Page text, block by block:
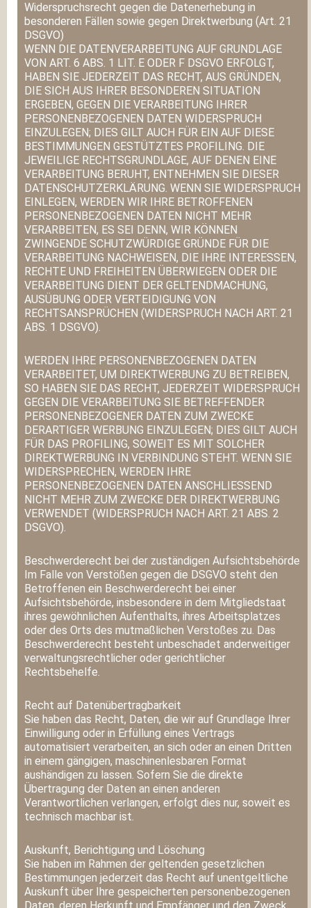
Widerspruchsrecht gegen die Datenerhebung in
besonderen Fällen sowie gegen Direktwerbung (Art. 21
DSGVO)
WENN DIE DATENVERARBEITUNG AUF GRUNDLAGE
VON ART. 6 ABS. 1 LIT. E ODER F DSGVO ERFOLGT,
HABEN SIE JEDERZEIT DAS RECHT, AUS GRÜNDEN,
DIE SICH AUS IHRER BESONDEREN SITUATION
ERGEBEN, GEGEN DIE VERARBEITUNG IHRER
PERSONENBEZOGENEN DATEN WIDERSPRUCH
EINZULEGEN; DIES GILT AUCH FÜR EIN AUF DIESE
BESTIMMUNGEN GESTÜTZTES PROFILING. DIE
JEWEILIGE RECHTSGRUNDLAGE, AUF DENEN EINE
VERARBEITUNG BERUHT, ENTNEHMEN SIE DIESER
DATENSCHUTZERKLÄRUNG. WENN SIE WIDERSPRUCH
EINLEGEN, WERDEN WIR IHRE BETROFFENEN
PERSONENBEZOGENEN DATEN NICHT MEHR
VERARBEITEN, ES SEI DENN, WIR KÖNNEN
ZWINGENDE SCHUTZWÜRDIGE GRÜNDE FÜR DIE
VERARBEITUNG NACHWEISEN, DIE IHRE INTERESSEN,
RECHTE UND FREIHEITEN ÜBERWIEGEN ODER DIE
VERARBEITUNG DIENT DER GELTENDMACHUNG,
AUSÜBUNG ODER VERTEIDIGUNG VON
RECHTSANSPRÜCHEN (WIDERSPRUCH NACH ART. 21
ABS. 1 DSGVO).
WERDEN IHRE PERSONENBEZOGENEN DATEN
VERARBEITET, UM DIREKTWERBUNG ZU BETREIBEN,
SO HABEN SIE DAS RECHT, JEDERZEIT WIDERSPRUCH
GEGEN DIE VERARBEITUNG SIE BETREFFENDER
PERSONENBEZOGENER DATEN ZUM ZWECKE
DERARTIGER WERBUNG EINZULEGEN; DIES GILT AUCH
FÜR DAS PROFILING, SOWEIT ES MIT SOLCHER
DIREKTWERBUNG IN VERBINDUNG STEHT. WENN SIE
WIDERSPRECHEN, WERDEN IHRE
PERSONENBEZOGENEN DATEN ANSCHLIESSEND
NICHT MEHR ZUM ZWECKE DER DIREKTWERBUNG
VERWENDET (WIDERSPRUCH NACH ART. 21 ABS. 2
DSGVO).
Beschwerde­recht bei der zuständigen Aufsichts­behörde
Im Falle von Verstößen gegen die DSGVO steht den
Betroffenen ein Beschwerderecht bei einer
Aufsichtsbehörde, insbesondere in dem Mitgliedstaat
ihres gewöhnlichen Aufenthalts, ihres Arbeitsplatzes
oder des Orts des mutmaßlichen Verstoßes zu. Das
Beschwerderecht besteht unbeschadet anderweitiger
verwaltungsrechtlicher oder gerichtlicher
Rechtsbehelfe.
Recht auf Daten­übertrag­barkeit
Sie haben das Recht, Daten, die wir auf Grundlage Ihrer
Einwilligung oder in Erfüllung eines Vertrags
automatisiert verarbeiten, an sich oder an einen Dritten
in einem gängigen, maschinenlesbaren Format
aushändigen zu lassen. Sofern Sie die direkte
Übertragung der Daten an einen anderen
Verantwortlichen verlangen, erfolgt dies nur, soweit es
technisch machbar ist.
Auskunft, Berichtigung und Löschung
Sie haben im Rahmen der geltenden gesetzlichen
Bestimmungen jederzeit das Recht auf unentgeltliche
Auskunft über Ihre gespeicherten personenbezogenen